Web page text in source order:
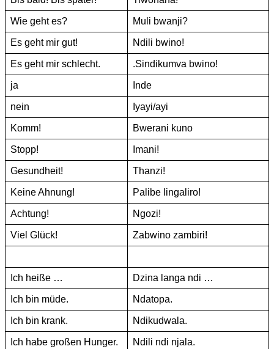
Wie geht es? Muli bwanji?
Es geht mir gut! Ndili bwino!
Es geht mir schlecht. .Sindikumva bwino!
ja Inde
nein Iyayi/ayi
Komm! Bwerani kuno
Stopp! Imani!
Gesundheit! Thanzi!
Keine Ahnung! Palibe lingaliro!
Achtung! Ngozi!
Viel Glück! Zabwino zambiri!
Ich heiße … Dzina langa ndi …
Ich bin müde. Ndatopa.
Ich bin krank. Ndikudwala.
Ich habe großen Hunger. Ndili ndi njala.